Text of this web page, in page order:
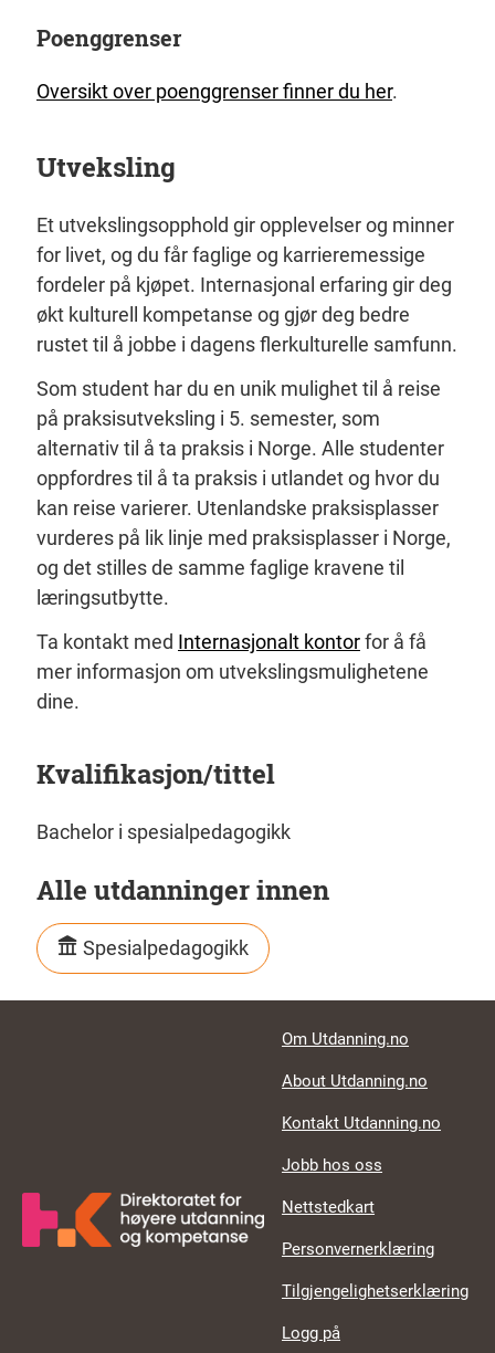
Poenggrenser
Oversikt over poenggrenser finner du her.
Utveksling
Et utvekslingsopphold gir opplevelser og minner
for livet, og du får faglige og karrieremessige
fordeler på kjøpet. Internasjonal erfaring gir deg
økt kulturell kompetanse og gjør deg bedre
rustet til å jobbe i dagens flerkulturelle samfunn.
Som student har du en unik mulighet til å reise
på praksisutveksling i 5. semester, som
alternativ til å ta praksis i Norge. Alle studenter
oppfordres til å ta praksis i utlandet og hvor du
kan reise varierer. Utenlandske praksisplasser
vurderes på lik linje med praksisplasser i Norge,
og det stilles de samme faglige kravene til
læringsutbytte.
Ta kontakt med Internasjonalt kontorfor å få
mer informasjon om utvekslingsmulighetene
dine.
Kvalifikasjon/tittel
Bachelor i spesialpedagogikk
Alle utdanninger innen
Spesialpedagogikk
Footer links
Om Utdanning.no
About Utdanning.no
Kontakt Utdanning.no
Jobb hos oss
Nettstedkart
Personvernerklæring
Tilgjengelighetserklæring
Logg på